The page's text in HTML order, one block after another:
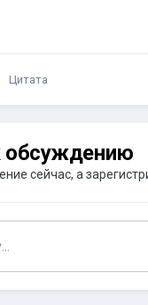
Цитата
обсуждению
сейчас, а